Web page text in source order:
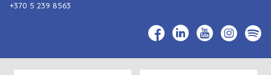
+370 5 239 8563